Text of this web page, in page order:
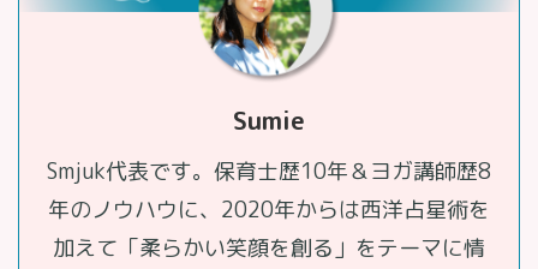
Sumie
Smjuk代表です。保育士歴10年＆ヨガ講師歴8
年のノウハウに、2020年からは西洋占星術を
加えて「柔らかい笑顔を創る」をテーマに情